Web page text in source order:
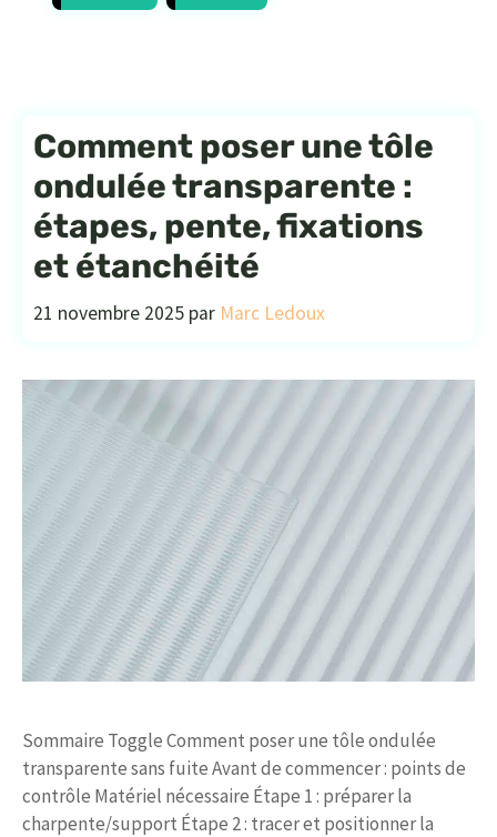
Comment poser une tôle
ondulée transparente :
étapes, pente, fixations
et étanchéité
21 novembre 2025 par Marc Ledoux
Sommaire Toggle Comment poser une tôle ondulée
transparente sans fuite Avant de commencer : points de
contrôle Matériel nécessaire Étape 1 : préparer la
charpente/support Étape 2 : tracer et positionner la